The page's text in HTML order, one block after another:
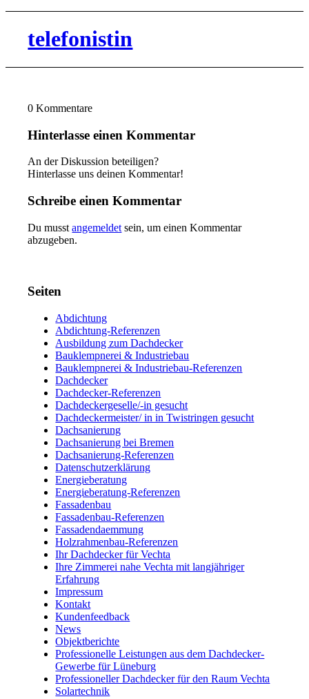
telefonistin
0 Kommentare
Hinterlasse einen Kommentar
An der Diskussion beteiligen?
Hinterlasse uns deinen Kommentar!
Schreibe einen Kommentar
Du musstangemeldet sein, um einen Kommentar
abzugeben.
Seiten
Abdichtung
Abdichtung-Referenzen
Ausbildung zum Dachdecker
Bauklempnerei & Industriebau
Bauklempnerei & Industriebau-Referenzen
Dachdecker
Dachdecker-Referenzen
Dachdeckergeselle/-in gesucht
Dachdeckermeister/ in in Twistringen gesucht
Dachsanierung
Dachsanierung bei Bremen
Dachsanierung-Referenzen
Datenschutzerklärung
Energieberatung
Energieberatung-Referenzen
Fassadenbau
Fassadenbau-Referenzen
Fassadendaemmung
Holzrahmenbau-Referenzen
Ihr Dachdecker für Vechta
Ihre Zimmerei nahe Vechta mit langjähriger
Erfahrung
Impressum
Kontakt
Kundenfeedback
News
Objektberichte
Professionelle Leistungen aus dem Dachdecker-
Gewerbe für Lüneburg
Professioneller Dachdecker für den Raum Vechta
Solartechnik